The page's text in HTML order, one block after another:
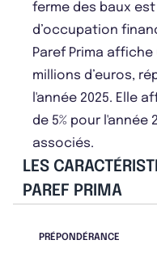
ferme des baux
d’occupation
Paref Prima
millions d’euros,
l'année 2025. Elle
de 5% pour l'année
associés.
LES
PAREF PRIMA
PRÉPONDÉRANCE